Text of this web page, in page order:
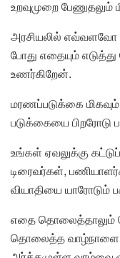
உறவுமுறை பேணுதலும்
அரசியலில் எவ்வளவோ
போது எதையும்
உணர்கிறேன்.
மரணப்படுக்கை
படுக்கையை பிறரோடு
உங்கள் ஏவலுக்கு
டிரைவர்கள்,
வியாதியை யாரோடும்
எதை தொலைத்தாலும்
தொலைத்த வாழ்நாளை